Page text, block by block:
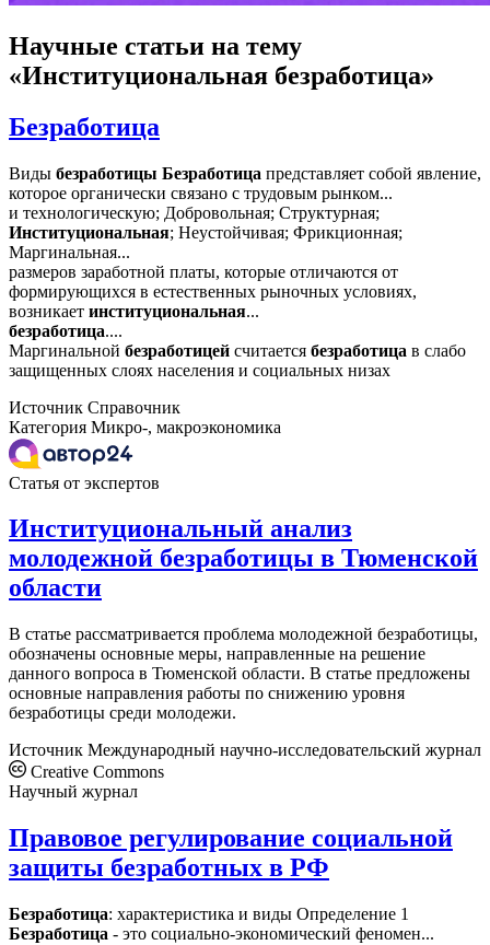
Научные статьи на тему
«Институциональная безработица»
Безработица
Виды безработицы Безработица представляет собой явление,
которое органически связано с трудовым рынком...
и технологическую; Добровольная; Структурная;
Институциональная; Неустойчивая; Фрикционная;
Маргинальная...
размеров заработной платы, которые отличаются от
формирующихся в естественных рыночных условиях,
возникает институциональная...
безработица....
Маргинальной безработицей считается безработица в слабо
защищенных слоях населения и социальных низах
Источник Справочник
Категория Микро-, макроэкономика
Статья от экспертов
Институциональный анализ
молодежной безработицы в Тюменской
области
В статье рассматривается проблема молодежной безработицы,
обозначены основные меры, направленные на решение
данного вопроса в Тюменской области. В статье предложены
основные направления работы по снижению уровня
безработицы среди молодежи.
Источник Международный научно-исследовательский журнал
Creative Commons
Научный журнал
Правовое регулирование социальной
защиты безработных в РФ
Безработица: характеристика и виды Определение 1
Безработица - это социально-экономический феномен...